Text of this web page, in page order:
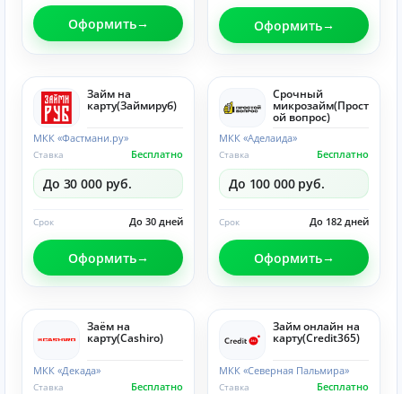
Оформить Оформить
Займ на
карту(Займируб)
МКК «Фастмани.ру»
Бесплатно
Ставка
До 30 000 руб.
До 30 дней
Срок
Оформить
Срочный
микрозайм(Прост
ой вопрос)
МКК «Аделаида»
Бесплатно
Ставка
До 100 000 руб.
До 182 дней
Срок
Оформить
Заём на
карту(Cashiro)
МКК «Декада»
Бесплатно
Ставка
Займ онлайн на
карту(Credit365)
МКК «Северная Пальмира»
Бесплатно
Ставка